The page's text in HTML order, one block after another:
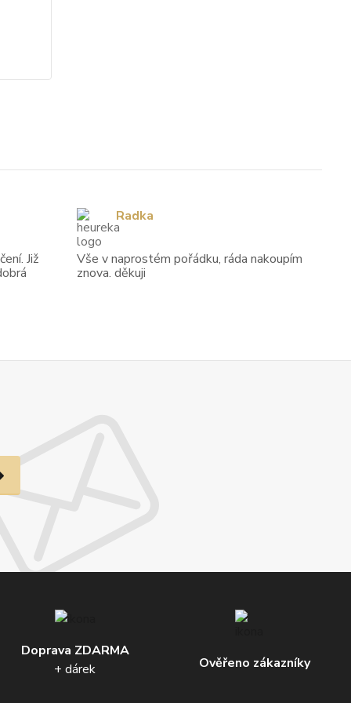
Doprava ZDARMA
+ dárek
Ověřeno zákazníky
Již
Vše v naprostém pořádku, ráda nakoupím
znova. děkuji
Radka